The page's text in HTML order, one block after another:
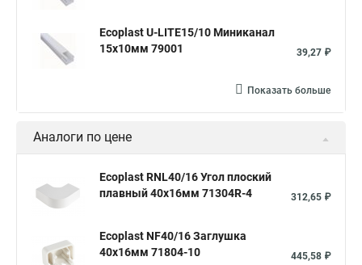
Ecoplast U-LITE15/10 Миниканал
15х10мм 79001
39,27 ₽
Показать больше
Аналоги по цене
Ecoplast RNL40/16 Угол плоский
плавный 40х16мм 71304R-4
312,65 ₽
Ecoplast NF40/16 Заглушка
40х16мм 71804-10
445,58 ₽